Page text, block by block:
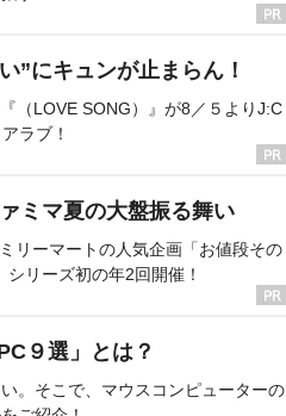
”にキュンが止まらん！
（LOVE SONG）』が8／５よりJ:C
ラブ！
ミマ夏の大盤振る舞い
リーマートの人気企画「お値段その
リーズ初の年2回開催！
９選」とは？
。そこで、マウスコンピューターの